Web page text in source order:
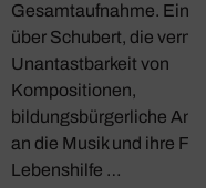
Gesamtaufnahme. Ein
über Schubert, die
Unantastbarkeit von
Kompositionen,
bildungsbürgerliche
an die Musik und ihre
Lebenshilfe …